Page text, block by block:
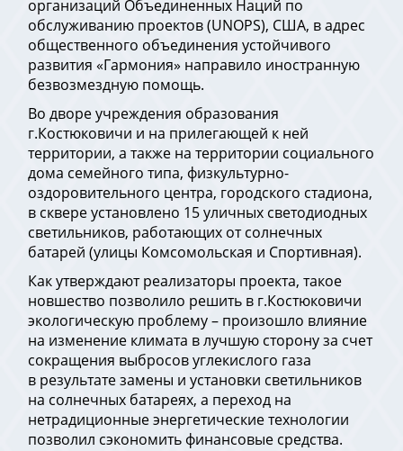
организаций Объединенных Наций по
обслуживанию проектов (UNOPS), США, в адрес
общественного объединения устойчивого
развития «Гармония» направило иностранную
безвозмездную помощь.
Во дворе учреждения образования
г.Костюковичи и на прилегающей к ней
территории, а также на территории социального
дома семейного типа, физкультурно-
оздоровительного центра, городского стадиона,
в сквере установлено 15 уличных светодиодных
светильников, работающих от солнечных
батарей (улицы Комсомольская и Спортивная).
Как утверждают реализаторы проекта, такое
новшество позволило решить в г.Костюковичи
экологическую проблему – произошло влияние
на изменение климата в лучшую сторону за счет
сокращения выбросов углекислого газа
в результате замены и установки светильников
на солнечных батареях, а переход на
нетрадиционные энергетические технологии
позволил сэкономить финансовые средства.